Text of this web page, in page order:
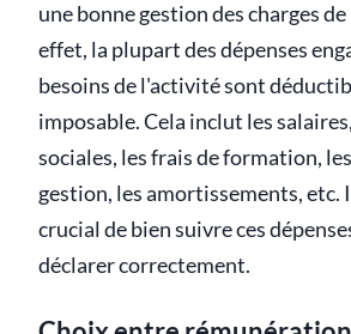
une bonne gestion des charges
effet, la plupart des dépenses
besoins de l'activité sont
imposable. Cela inclut les
sociales, les frais de formation,
gestion, les amortissements, etc.
crucial de bien suivre ces
déclarer correctement.